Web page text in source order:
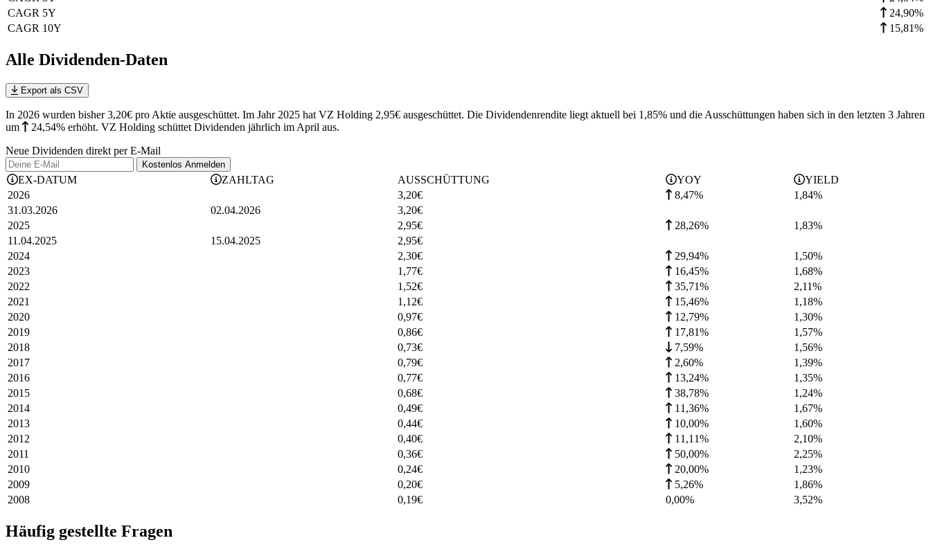
CAGR 5Y
24,90%
CAGR 10Y
15,81%
Alle Dividenden-Daten
Export als CSV
In 2026 wurden bisher 3,20€ pro Aktie ausgeschüttet. Im Jahr 2025 hat VZ Holding 2,95€ ausgeschüttet. Die Dividendenrendite liegt aktuell bei 1,85% und die Ausschüttungen haben sich in den letzten 3 Jahren
um
24,54% erhöht. VZ Holding schüttet Dividenden jährlich im April aus.
Neue Dividenden direkt per E-Mail
Kostenlos Anmelden
EX-DATUM ZAHLTAG AUSSCHÜTTUNG YOY
YIELD
2026
3,20€ 8,47% 1,84%
31.03.2026
02.04.2026 3,20€
2025
2,95€ 28,26% 1,83%
11.04.2025
15.04.2025 2,95€
2024
2,30€ 29,94% 1,50%
2023
1,77€ 16,45% 1,68%
2022
1,52€ 35,71% 2,11%
2021
1,12€ 15,46% 1,18%
2020
0,97€ 12,79% 1,30%
2019
0,86€ 17,81% 1,57%
2018
0,73€ 7,59% 1,56%
2017
0,79€ 2,60% 1,39%
2016
0,77€ 13,24% 1,35%
2015
0,68€ 38,78% 1,24%
2014
0,49€ 11,36% 1,67%
2013
0,44€ 10,00% 1,60%
2012
0,40€ 11,11% 2,10%
2011
0,36€ 50,00% 2,25%
2010
0,24€ 20,00% 1,23%
2009
0,20€ 5,26% 1,86%
2008
0,19€ 0,00% 3,52%
Häufig gestellte Fragen